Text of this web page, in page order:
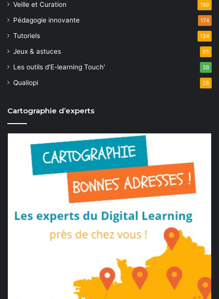
Veille et Curation 199
Pédagogie innovante 174
Tutoriels 134
Jeux & astuces 85
Les outils d'E-learning Touch' 38
Qualiopi 28
Cartographie d’experts